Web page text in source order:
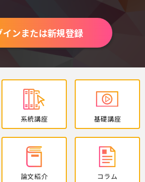
インまたは新規登録
系統講座 基礎講座
論文紹介 コラム